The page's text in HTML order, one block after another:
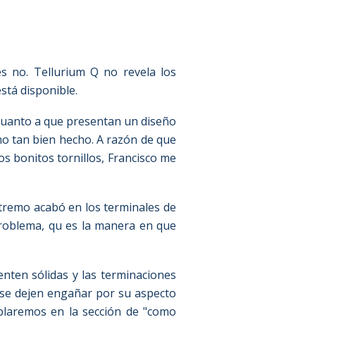
no. Tellurium Q no revela los
disponible.
a que presentan un diseño
tan bien hecho. A razón de que
bonitos tornillos, Francisco me
acabó en los terminales de
qu es la manera en que
sólidas y las terminaciones
dejen engañar por su aspecto
en la sección de "como